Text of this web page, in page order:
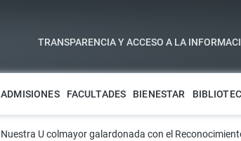
TRANSPARENCIA Y ACCESO A LA
ADMISIONES FACULTADES BIENESTAR
Nuestra U colmayor galardonada con el